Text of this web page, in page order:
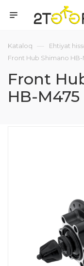
Kataloq — Ehtiyat
Front Hub Shimano HB-
Front
HB-M475